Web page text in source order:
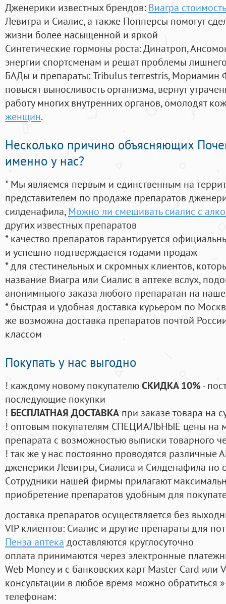
Дженерики известных брендов: Виагра
Левитра и Сиалис, а также Попперсы помогут
жизни более насыщенной и яркой
Синтетические гормоны роста: Динатроп,
энергии спортсменам и решат проблемы
БАДы и препараты:Tribulus terrestris, Мориамин
повысят выносливость организма, вернут
работу многих внутренних органов, омолодят
женщин.
Несколько причино объясняющих
именно у нас?
* Мы являемся первым и единственным на
представителем по продаже препаратов
силденафила, Можно ли смешивать сиалис с
других известных препаратов
* качество препаратов гарантируется
и успешно подтверждается годами продаж
* для стестинельных и скромных клиентов,
название Виагра или Сиалис в аптеке вслух,
анонимныого заказа любого препаратан на
* быстрая и удобная доставка курьером по
же возможна доставка препаратов почтой
классом
Покупать у нас выгодно
! каждому новому покупателюСКИДКА 10%-
последующие покупки
! БЕСПЛАТНАЯ ДОСТАВКА при заказе товара на
! оптовым покупателям СПЕЦИАЛЬНЫЕ цены на
препарата с возможностью выписки товарного
! так же у нас постоянно проводятся
дженерики Левитры, Сиалиса и Силденафила по
Cотрудники нашей фирмы прилагают
приобретение препаратов удобным для
доставка препаратов осуществляется без
VIP клиентов: Сиалис и другие препараты для
Пенза аптека доставляются круглосуточно
оплата принимаются через электронные
Web Money и с банковских карт Master Card или
консультации в любое время можно обратиться
телефонам: